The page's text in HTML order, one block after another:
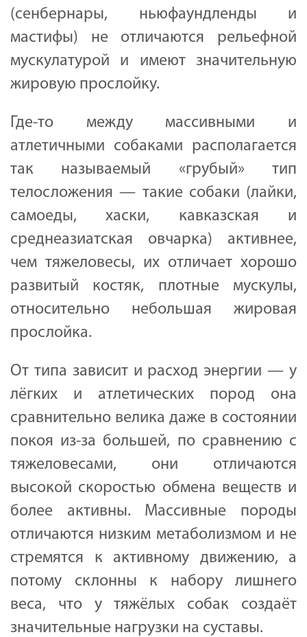
(сенбернары, ньюфаундленды и
мастифы) не отличаются рельефной
мускулатурой и имеют значительную
жировую прослойку.
Где-то между массивными и
атлетичными собаками располагается
так называемый «грубый» тип
телосложения — такие собаки (лайки,
самоеды, хаски, кавказская и
среднеазиатская овчарка) активнее,
чем тяжеловесы, их отличает хорошо
развитый костяк, плотные мускулы,
относительно небольшая жировая
прослойка.
От типа зависит и расход энергии — у
лёгких и атлетических пород она
сравнительно велика даже в состоянии
покоя из-за большей, по сравнению с
тяжеловесами, они отличаются
высокой скоростью обмена веществ и
более активны. Массивные породы
отличаются низким метаболизмом и не
стремятся к активному движению, а
потому склонны к набору лишнего
веса, что у тяжёлых собак создаёт
значительные нагрузки на суставы.